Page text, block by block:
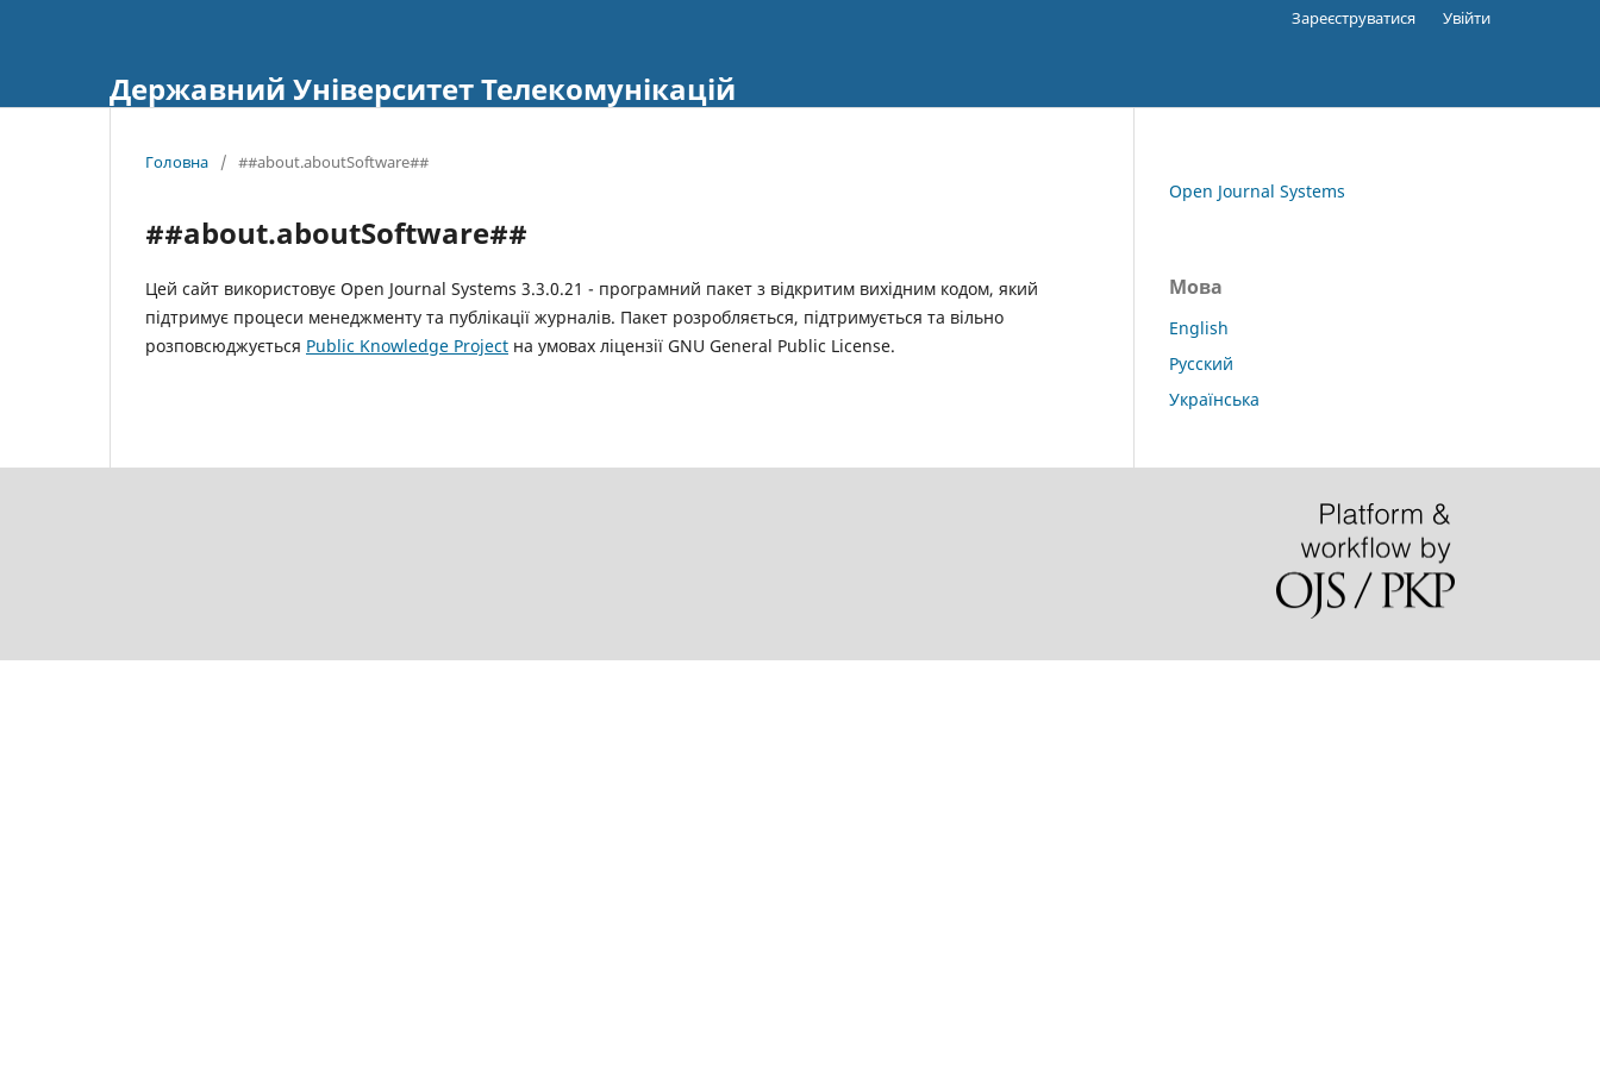
Державний Університет Телекомунікацій
Зареєструватися Увійти
Головна / ##about.aboutSoftware##
##about.aboutSoftware##
Цей сайт використовує Open Journal Systems 3.3.0.21 - програмний пакет з відкритим вихідним кодом, який
підтримує процеси менеджменту та публікації журналів. Пакет розробляється, підтримується та вільно
розповсюджується Public Knowledge Project на умовах ліцензії GNU General Public License.
Open Journal Systems
Мова
English
Русский
Українська